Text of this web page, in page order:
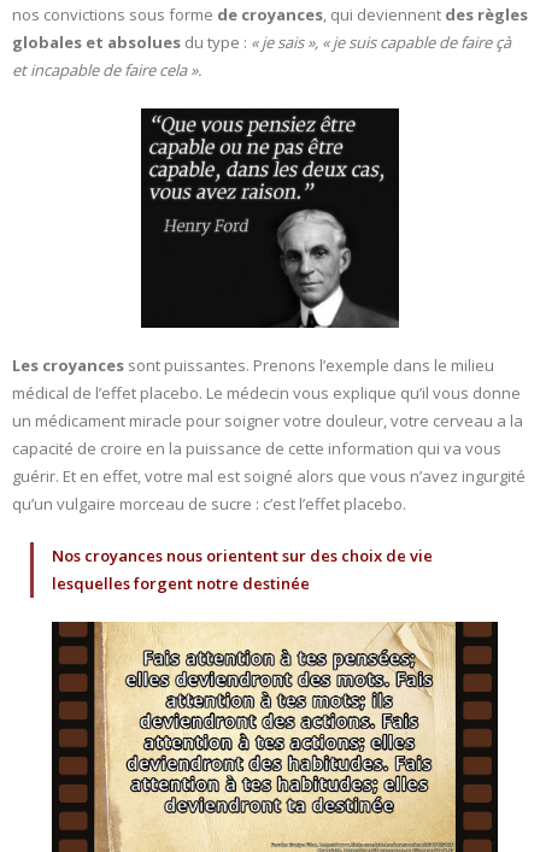
nos convictions sous forme de croyances, qui deviennent des règles
globales et absolues du type : « je sais », « je suis capable de faire çà
et incapable de faire cela ».
Les croyances sont puissantes. Prenons l’exemple dans le milieu
médical de l’effet placebo. Le médecin vous explique qu’il vous donne
un médicament miracle pour soigner votre douleur, votre cerveau a la
capacité de croire en la puissance de cette information qui va vous
guérir. Et en effet, votre mal est soigné alors que vous n’avez ingurgité
qu’un vulgaire morceau de sucre : c’est l’effet placebo.
Nos croyances nous orientent sur des choix de vie
lesquelles forgent notre destinée